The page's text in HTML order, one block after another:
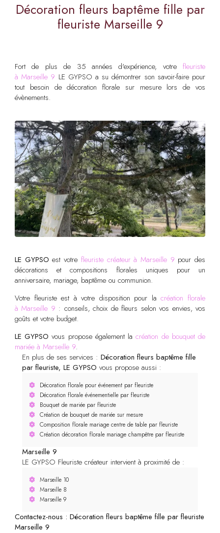
Décoration fleurs baptême fille par
fleuriste Marseille 9
Fort de plus de 35 années d'expérience, votrefleuriste
à Marseille 9 LE GYPSO a su démontrer son savoir-faire pour
tout besoin de décoration florale sur mesure lors de vos
évènements.
LE GYPSOest votre fleuriste créateur à Marseille 9 pour des
décorations et compositions florales uniques pour un
anniversaire, mariage, baptême ou communion.
Votre fleuriste est à votre disposition pour lacréation florale
à Marseille 9 : conseils, choix de fleurs selon vos envies, vos
goûts et votre budget.
LE GYPSO vous propose également lacréation de bouquet de
mariée à Marseille 9.
En plus de ses services : Décoration fleurs baptême fille
par fleuriste, LE GYPSO vous propose aussi :
Décoration florale pour événement par fleuriste
Décoration florale événementielle par fleuriste
Bouquet de mariée par fleuriste
Création de bouquet de mariée sur mesure
Composition florale mariage centre de table par fleuriste
Création décoration florale mariage champêtre par fleuriste
Marseille 9
LE GYPSO Fleuriste créateur intervient à proximité de :
Marseille 10
Marseille 8
Marseille 9
Contactez-nous : Décoration fleurs baptême fille par fleuriste
Marseille 9